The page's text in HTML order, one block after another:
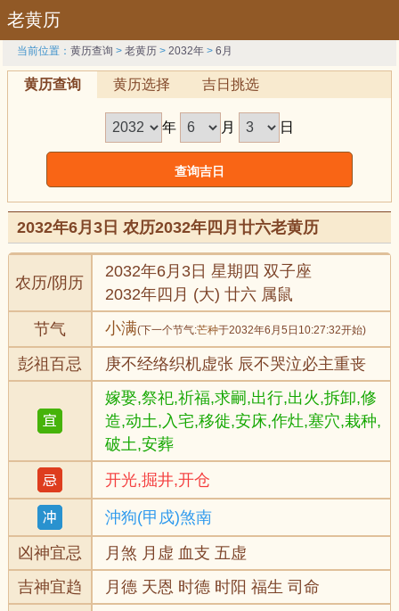
老黄历
当前位置：黄历查询 >老黄历 >2032年 >6月
黄历查询 黄历选择 吉日挑选
年 月 日
2032年6月3日 农历2032年四月廿六老黄历
农历/阴历
2032年6月3日 星期四 双子座
2032年四月 (大) 廿六 属鼠
节气
小满(下一个节气:芒种于2032年6月5日10:27:32开始)
彭祖百忌
庚不经络织机虚张 辰不哭泣必主重丧
嫁娶,祭祀,祈福,求嗣,出行,出火,拆卸,修
造,动土,入宅,移徙,安床,作灶,塞穴,栽种,
破土,安葬
开光,掘井,开仓
沖狗(甲戍)煞南
凶神宜忌
月煞 月虚 血支 五虚
吉神宜趋
月德 天恩 时德 时阳 福生 司命